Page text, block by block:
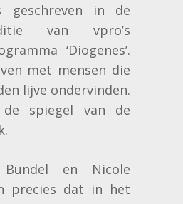
geschreven in de
van vpro’s
‘Diogenes’.
met mensen die
lijve ondervinden.
spiegel van de
en Nicole
precies dat in het